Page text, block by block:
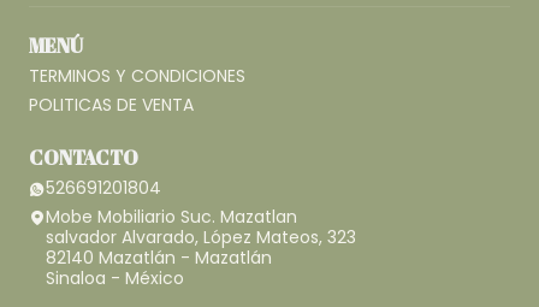
MENÚ
TERMINOS Y CONDICIONES
POLITICAS DE VENTA
CONTACTO
526691201804
Mobe Mobiliario Suc. Mazatlan
salvador Alvarado, López Mateos, 323
82140 Mazatlán - Mazatlán
Sinaloa - México